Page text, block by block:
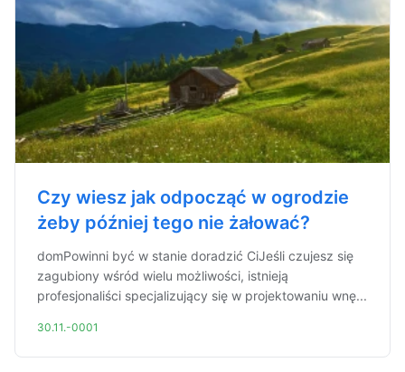
Czy wiesz jak odpocząć w ogrodzie
żeby później tego nie żałować?
domPowinni być w stanie doradzić CiJeśli czujesz się
zagubiony wśród wielu możliwości, istnieją
profesjonaliści specjalizujący się w projektowaniu wnę...
30.11.-0001